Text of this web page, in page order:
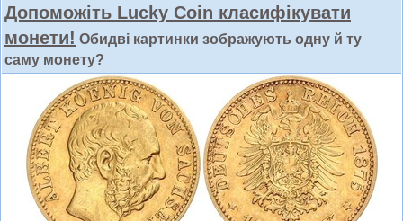
Допоможіть Lucky Coin класифікувати
монети! Обидві картинки зображують одну й ту
саму монету?